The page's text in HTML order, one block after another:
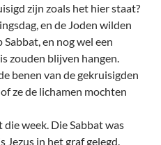
zijn zoals het hier staat?
en de Joden wilden
en nog wel een
zouden blijven hangen.
benen van de gekruisigden
ze de lichamen mochten
week. Die Sabbat was
Jezus in het graf gelegd.